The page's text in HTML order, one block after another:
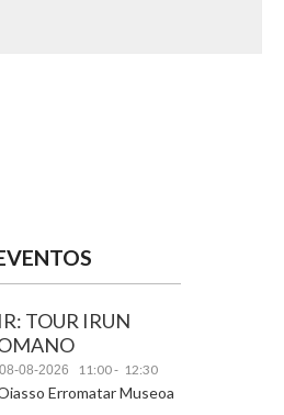
TOUR IRUN
08-08-2026 11:00- 12:30
Erromatar Museoa